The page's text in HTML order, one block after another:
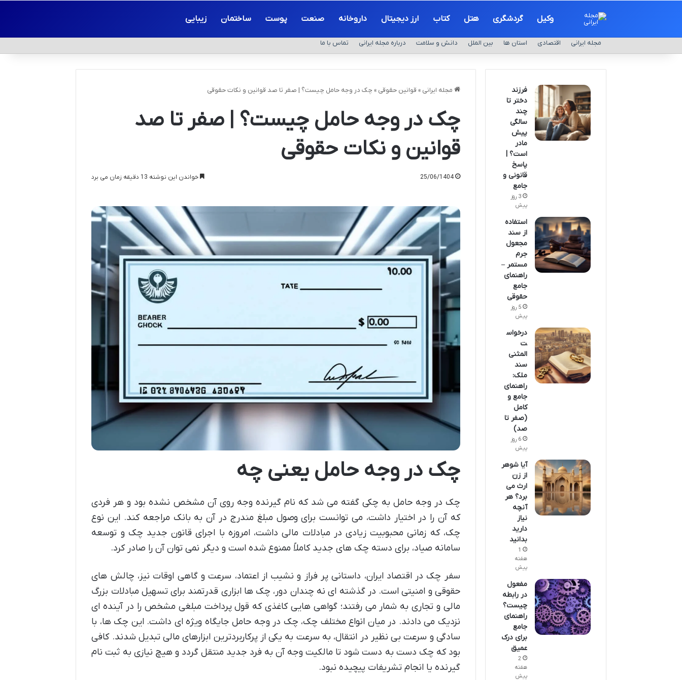
وکیل گردشگری هتل کتاب ارز دیجیتال داروخانه صنعت پوست ساختمان زیبایی
مجله ایرانی اقتصادی استان ها بین الملل دانش و سلامت درباره مجله ایرانی تماس با ما
مجله ایرانی » قوانین حقوقی » چک در وجه حامل چیست؟ | صفر تا صد قوانین و نکات حقوقی
چک در وجه حامل چیست؟ | صفر تا صد
قوانین و نکات حقوقی
25/06/1404 خواندن این نوشته 13 دقیقه زمان می برد
چک در وجه حامل یعنی چه
چک در وجه حامل به چکی گفته می شد که نام گیرنده وجه روی آن مشخص نشده بود و هر فردی
که آن را در اختیار داشت، می توانست برای وصول مبلغ مندرج در آن به بانک مراجعه کند. این نوع
چک، که زمانی محبوبیت زیادی در مبادلات مالی داشت، امروزه با اجرای قانون جدید چک و توسعه
سامانه صیاد، برای دسته چک های جدید کاملاً ممنوع شده است و دیگر نمی توان آن را صادر کرد.
سفر چک در اقتصاد ایران، داستانی پر فراز و نشیب از اعتماد، سرعت و گاهی اوقات نیز، چالش های
حقوقی و امنیتی است. در گذشته ای نه چندان دور، چک ها ابزاری قدرتمند برای تسهیل مبادلات بزرگ
مالی و تجاری به شمار می رفتند؛ گواهی هایی کاغذی که قول پرداخت مبلغی مشخص را در آینده ای
نزدیک می دادند. در میان انواع مختلف چک، چک در وجه حامل جایگاه ویژه ای داشت. این چک ها، با
سادگی و سرعت بی نظیر در انتقال، به سرعت به یکی از پرکاربردترین ابزارهای مالی تبدیل شدند. کافی
بود که چک دست به دست شود تا مالکیت وجه آن به فرد جدید منتقل گردد و هیچ نیازی به ثبت نام
گیرنده یا انجام تشریفات پیچیده نبود.
فرزند
دختر تا
چند
سالگی
پیش
مادر
است؟ |
پاسخ
قانونی و
جامع
3 روز
پیش
استفاده
از سند
مجعول
جرم
مستمر –
راهنمای
جامع
حقوقی
5 روز
پیش
درخواس
ت
المثنی
سند
ملک:
راهنمای
جامع و
کامل
(صفر تا
صد)
6 روز
پیش
آیا شوهر
از زن
ارث می
برد؟ هر
آنچه
نیاز
دارید
بدانید
1
هفته
پیش
مفعول
در رابطه
چیست؟
راهنمای
جامع
برای درک
عمیق
2
هفته
پیش